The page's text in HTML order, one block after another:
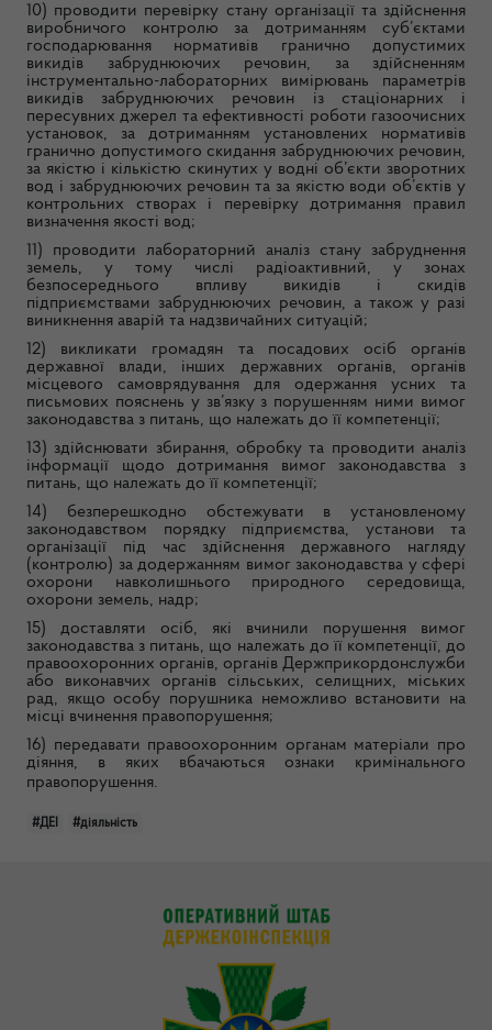
10) проводити перевірку стану організації та здійснення
виробничого контролю за дотриманням суб’єктами
господарювання нормативів гранично допустимих
викидів забруднюючих речовин, за здійсненням
інструментально-лабораторних вимірювань параметрів
викидів забруднюючих речовин із стаціонарних і
пересувних джерел та ефективності роботи газоочисних
установок, за дотриманням установлених нормативів
гранично допустимого скидання забруднюючих речовин,
за якістю і кількістю скинутих у водні об’єкти зворотних
вод і забруднюючих речовин та за якістю води об’єктів у
контрольних створах і перевірку дотримання правил
визначення якості вод;
11) проводити лабораторний аналіз стану забруднення
земель, у тому числі радіоактивний, у зонах
безпосереднього впливу викидів і скидів
підприємствами забруднюючих речовин, а також у разі
виникнення аварій та надзвичайних ситуацій;
12) викликати громадян та посадових осіб органів
державної влади, інших державних органів, органів
місцевого самоврядування для одержання усних та
письмових пояснень у зв’язку з порушенням ними вимог
законодавства з питань, що належать до її компетенції;
13) здійснювати збирання, обробку та проводити аналіз
інформації щодо дотримання вимог законодавства з
питань, що належать до її компетенції;
14) безперешкодно обстежувати в установленому
законодавством порядку підприємства, установи та
організації під час здійснення державного нагляду
(контролю) за додержанням вимог законодавства у сфері
охорони навколишнього природного середовища,
охорони земель, надр;
15) доставляти осіб, які вчинили порушення вимог
законодавства з питань, що належать до її компетенції, до
правоохоронних органів, органів Держприкордонслужби
або виконавчих органів сільських, селищних, міських
рад, якщо особу порушника неможливо встановити на
місці вчинення правопорушення;
16) передавати правоохоронним органам матеріали про
діяння, в яких вбачаються ознаки кримінального
правопорушення.
#ДЕІ #діяльність